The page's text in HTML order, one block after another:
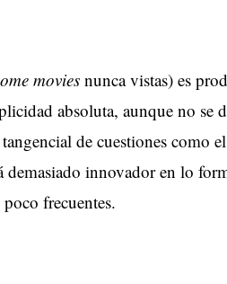
movies nunca vistas) es
absoluta, aunque no se
de cuestiones como
innovador en lo
frecuentes.